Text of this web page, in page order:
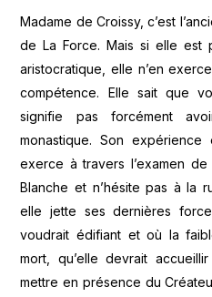
Madame de Croissy, c’est
de La Force. Mais si elle est
aristocratique, elle n’en
compétence. Elle sait que
signifie pas forcément
monastique. Son
exerce à travers l’examen
Blanche et n’hésite pas à la
elle jette ses dernières
voudrait édifiant et où la
mort, qu’elle devrait
mettre en présence du